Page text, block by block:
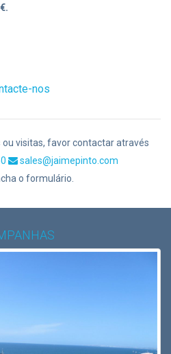
nos
ou visitas, favor contactar através
sales@jaimepinto.com
o formulário.